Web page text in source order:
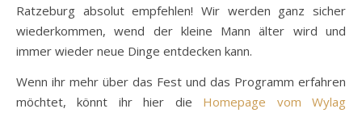
Ratzeburg absolut empfehlen! Wir werden ganz sicher
wiederkommen, wend der kleine Mann älter wird und
immer wieder neue Dinge entdecken kann.
Wenn ihr mehr über das Fest und das Programm erfahren
möchtet, könnt ihr hier die Homepage vom Wylag